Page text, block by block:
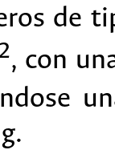
de
2, con